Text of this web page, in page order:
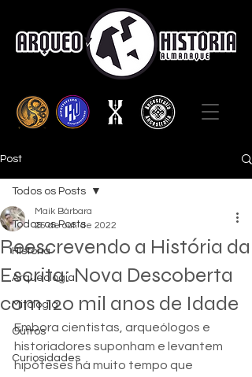
Post
Todos os Posts
História
Arqueologia
Mitologia
Outros
Curiosidades
Todos os Posts
Reescrevendo a História da
Escrita: Nova Descoberta
com 120 mil anos de Idade
Maik Bárbara
25 de out. de 2022
Embora cientistas, arqueólogos e
historiadores suponham e levantem
hipóteses há muito tempo que